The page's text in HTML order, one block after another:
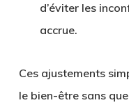
d’éviter les
accrue.
Ces ajustements
le bien-être sans